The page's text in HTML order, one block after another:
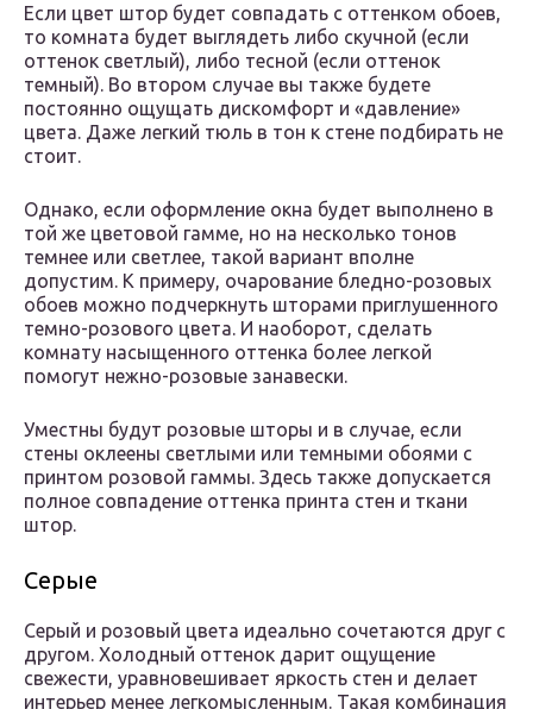
Если цвет штор будет совпадать с оттенком обоев,
то комната будет выглядеть либо скучной (если
оттенок светлый), либо тесной (если оттенок
темный). Во втором случае вы также будете
постоянно ощущать дискомфорт и «давление»
цвета. Даже легкий тюль в тон к стене подбирать не
стоит.
Однако, если оформление окна будет выполнено в
той же цветовой гамме, но на несколько тонов
темнее или светлее, такой вариант вполне
допустим. К примеру, очарование бледно-розовых
обоев можно подчеркнуть шторами приглушенного
темно-розового цвета. И наоборот, сделать
комнату насыщенного оттенка более легкой
помогут нежно-розовые занавески.
Уместны будут розовые шторы и в случае, если
стены оклеены светлыми или темными обоями с
принтом розовой гаммы. Здесь также допускается
полное совпадение оттенка принта стен и ткани
штор.
Серые
Серый и розовый цвета идеально сочетаются друг с
другом. Холодный оттенок дарит ощущение
свежести, уравновешивает яркость стен и делает
интерьер менее легкомысленным. Такая комбинация